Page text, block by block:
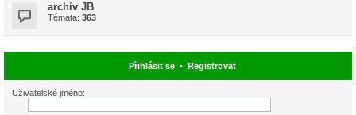
archiv JB
Témata: 363
Přihlásit se• Registrovat
Uživatelské jméno: